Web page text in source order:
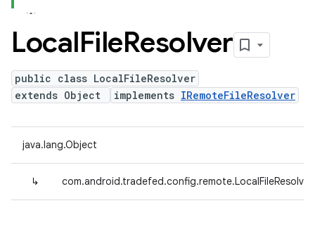
LocalFileResolver
public class LocalFileResolver
extends Object
implements IRemoteFileResolver
java.lang.Object
↳ com.android.tradefed.config.remote.LocalFileResolver